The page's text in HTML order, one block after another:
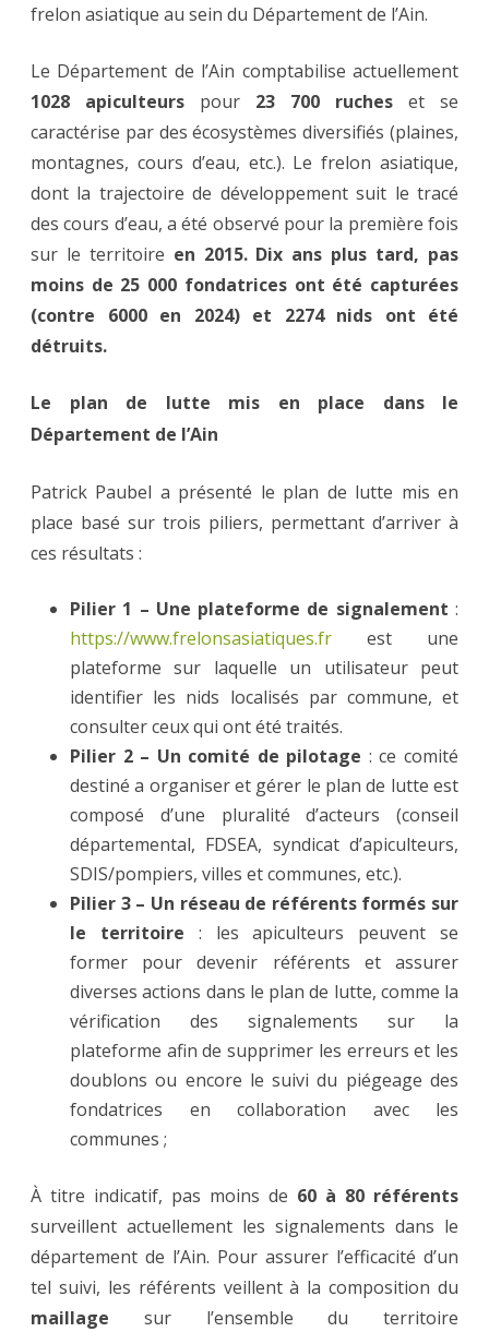
frelon asiatique au sein du Département de l’Ain.
Le Département de l’Ain comptabilise actuellement
1028 apiculteurs pour 23 700 ruches et se
caractérise par des écosystèmes diversifiés (plaines,
montagnes, cours d’eau, etc.). Le frelon asiatique,
dont la trajectoire de développement suit le tracé
des cours d’eau, a été observé pour la première fois
sur le territoire en 2015. Dix ans plus tard, pas
moins de 25 000 fondatrices ont été capturées
(contre 6000 en 2024) et 2274 nids ont été
détruits.
Le plan de lutte mis en place dans le
Département de l’Ain
Patrick Paubel a présenté le plan de lutte mis en
place basé sur trois piliers, permettant d’arriver à
ces résultats :
Pilier 1 – Une plateforme de signalement :
https://www.frelonsasiatiques.fr est une
plateforme sur laquelle un utilisateur peut
identifier les nids localisés par commune, et
consulter ceux qui ont été traités.
Pilier 2 – Un comité de pilotage : ce comité
destiné a organiser et gérer le plan de lutte est
composé d’une pluralité d’acteurs (conseil
départemental, FDSEA, syndicat d’apiculteurs,
SDIS/pompiers, villes et communes, etc.).
Pilier 3 – Un réseau de référents formés sur
le territoire
: les apiculteurs peuvent se
former pour devenir référents et assurer
diverses actions dans le plan de lutte, comme la
vérification des signalements sur la
plateforme afin de supprimer les erreurs et les
doublons ou encore le suivi du piégeage des
fondatrices en collaboration avec les
communes ;
À titre indicatif, pas moins de 60 à 80 référents
surveillent actuellement les signalements dans le
département de l’Ain. Pour assurer l’efficacité d’un
tel suivi, les référents veillent à la composition du
maillage sur l’ensemble du territoire